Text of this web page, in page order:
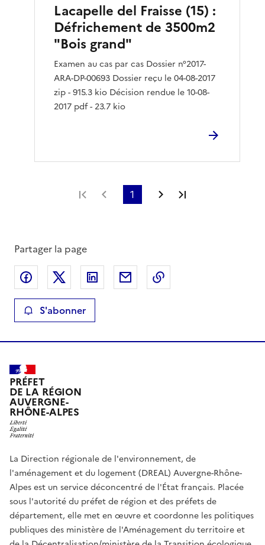
Lacapelle del Fraisse (15) :
Défrichement de 3500m2
"Bois grand"
Examen au cas par cas Dossier n°2017-
ARA-DP-00693 Dossier reçu le 04-08-2017
zip - 915.3 kio Décision rendue le 10-08-
2017 pdf - 23.7 kio
Première page
Page précédente
1 Page suivante
Partager la page
Partager sur Facebook
Partager sur XPartager sur LinkedIn
Partager par email
S'abonner
PRÉFET
DE LA RÉGION
AUVERGNE-
RHÔNE-ALPES
La Direction régionale de l'environnement, de
l'aménagement et du logement (DREAL) Auvergne-Rhône-
Alpes est un service déconcentré de l'État français. Placée
sous l'autorité du préfet de région et des préfets de
département, elle met en œuvre et coordonne les politiques
publiques des ministère de l'Aménagement du territoire et